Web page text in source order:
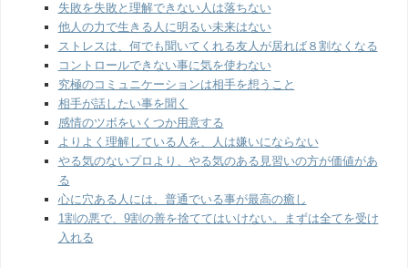
失敗を失敗と理解できない人は落ちない
他人の力で生きる人に明るい未来はない
ストレスは、何でも聞いてくれる友人が居れば８割なくなる
コントロールできない事に気を使わない
究極のコミュニケーションは相手を想うこと
相手が話したい事を聞く
感情のツボをいくつか用意する
よりよく理解している人を、人は嫌いにならない
やる気のないプロより、やる気のある見習いの方が価値があ
る
心に穴ある人には、普通でいる事が最高の癒し
1割の悪で、9割の善を捨ててはいけない。まずは全てを受け
入れる